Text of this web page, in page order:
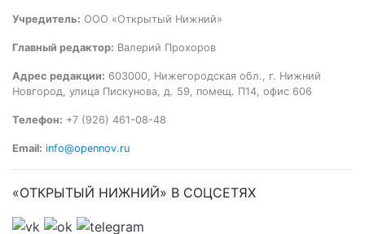
Учредитель: ООО «Открытый Нижний»
Главный редактор: Валерий Прохоров
Адрес редакции: 603000, Нижегородская обл., г. Нижний
Новгород, улица Пискунова, д. 59, помещ. П14, офис 606
Телефон: +7 (926) 461-08-48
Email: info@opennov.ru
«ОТКРЫТЫЙ НИЖНИЙ» В СОЦСЕТЯХ